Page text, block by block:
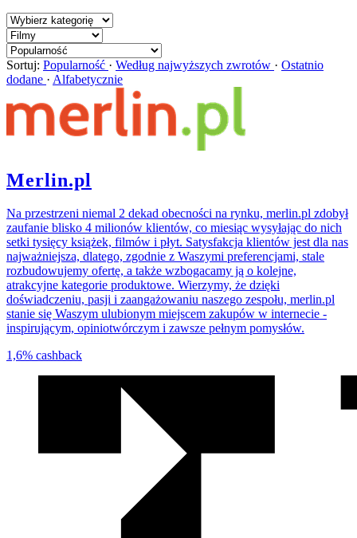
Sortuj: Popularność · Według najwyższych zwrotów · Ostatnio
dodane · Alfabetycznie
Merlin.pl
Na przestrzeni niemal 2 dekad obecności na rynku, merlin.pl zdobył
zaufanie blisko 4 milionów klientów, co miesiąc wysyłając do nich
setki tysięcy książek, filmów i płyt. Satysfakcja klientów jest dla nas
najważniejsza, dlatego, zgodnie z Waszymi preferencjami, stale
rozbudowujemy ofertę, a także wzbogacamy ją o kolejne,
atrakcyjne kategorie produktowe. Wierzymy, że dzięki
doświadczeniu, pasji i zaangażowaniu naszego zespołu, merlin.pl
stanie się Waszym ulubionym miejscem zakupów w internecie -
inspirującym, opiniotwórczym i zawsze pełnym pomysłów.
1,6% cashback